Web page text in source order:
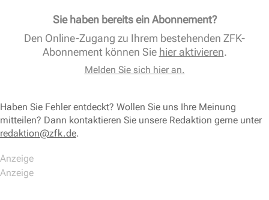
Sie haben bereits ein Abonnement?
Den Online-Zugang zu Ihrem bestehenden ZFK-
Abonnement können Sie hier aktivieren.
Melden Sie sich hier an.
Haben Sie Fehler entdeckt? Wollen Sie uns Ihre Meinung
mitteilen? Dann kontaktieren Sie unsere Redaktion gerne unter
redaktion@zfk.de.